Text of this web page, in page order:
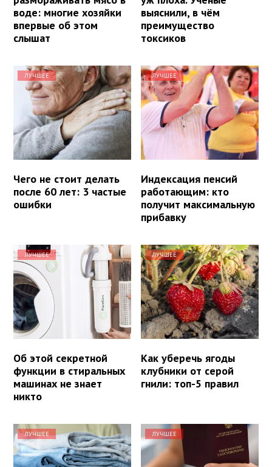
воде: многие хозяйки
впервые об этом
слышат
выяснили, в чём
преимущество
токсиков
ЛУЧШЕЕ
Чего не стоит делать
после 60 лет: 3 частые
ошибки
ЛУЧШЕЕ
Индексация пенсий
работающим: кто
получит максимальную
прибавку
ЛУЧШЕЕ
Об этой секретной
функции в стиральных
машинах не знает
никто
ЛУЧШЕЕ
Как уберечь ягоды
клубники от серой
гнили: топ-5 правил
ЛУЧШЕЕ ЛУЧШЕЕ